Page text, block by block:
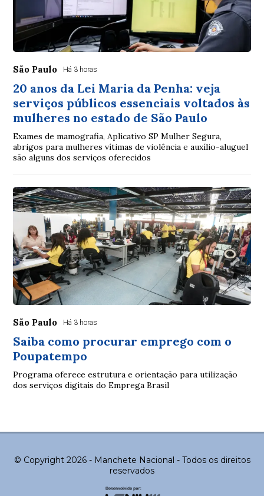
São Paulo Há 3 horas
20 anos da Lei Maria da Penha: veja
serviços públicos essenciais voltados às
mulheres no estado de São Paulo
Exames de mamografia, Aplicativo SP Mulher Segura,
abrigos para mulheres vítimas de violência e auxílio-aluguel
são alguns dos serviços oferecidos
São Paulo Há 3 horas
Saiba como procurar emprego com o
Poupatempo
Programa oferece estrutura e orientação para utilização
dos serviços digitais do Emprega Brasil
© Copyright 2026 - Manchete Nacional - Todos os direitos
reservados